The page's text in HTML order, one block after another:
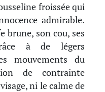
froissée qui
admirable.
brune, son cou, ses
à de légers
mouvements du
de contrainte
ni le calme de